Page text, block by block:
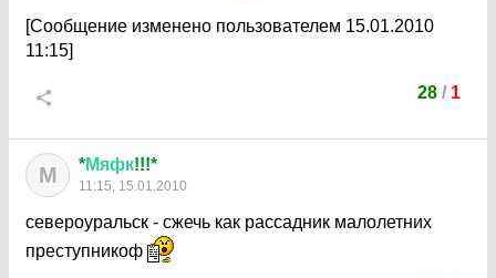
[Сообщение изменено пользователем 15.01.2010
11:15]
28 / 1
М *Мяфк!!!*
11:15, 15.01.2010
североуральск - сжечь как рассадник малолетних
преступникоф